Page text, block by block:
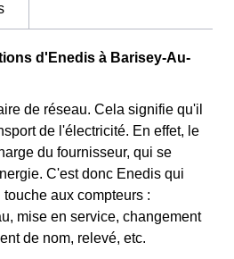
d'Enedis à Barisey-Au-
de réseau. Cela signifie qu'il
de l'électricité. En effet, le
du fournisseur, qui se
C'est donc Enedis qui
aux compteurs :
mise en service, changement
de nom, relevé, etc.